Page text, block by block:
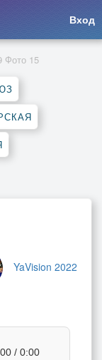
Вход
Фото 15
YaVision 2022
/ 0:00